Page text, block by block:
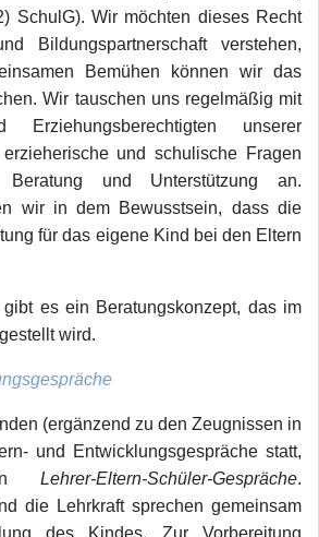
SchulG). Wir möchten dieses Recht
Bildungspartnerschaft verstehen,
Bemühen können wir das
Wir tauschen uns regelmäßig mit
unserer
und schulische Fragen
und Unterstützung an.
wir in dem Bewusstsein, dass die
für das eigene Kind bei den Eltern
es ein Beratungskonzept, das im
wird.
(ergänzend zu den Zeugnissen in
und Entwicklungsgespräche statt,
Lehrer-Eltern-Schüler-Gespräche.
die Lehrkraft sprechen gemeinsam
des Kindes. Zur Vorbereitung